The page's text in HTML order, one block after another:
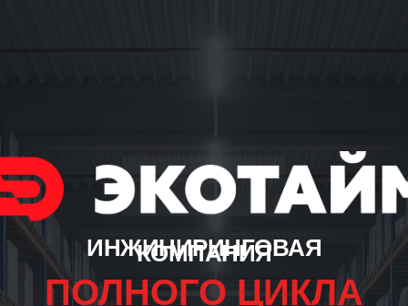
ИНЖИНИРИНГОВАЯ
КОМПАНИЯ
ПОЛНОГО ЦИКЛА